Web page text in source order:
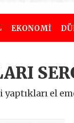
EKONOMİ
el